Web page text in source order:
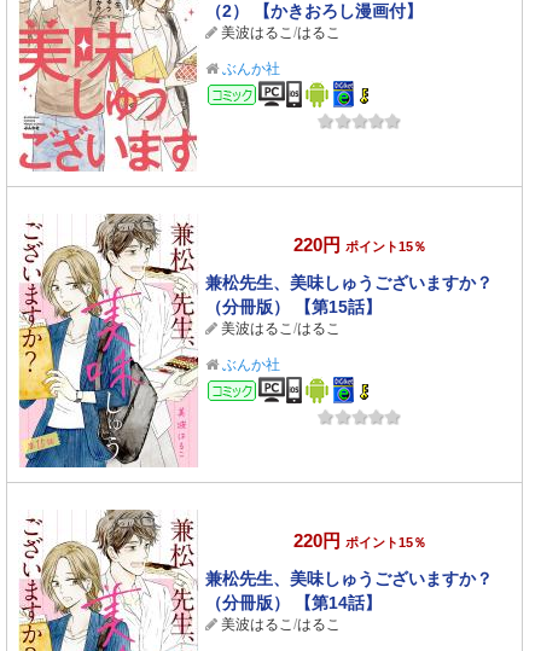
（2） 【かきおろし漫画付】
美波はるこ/はるこ
ぶんか社
コミック
220円 ポイント15％
兼松先生、美味しゅうございますか？
（分冊版） 【第15話】
美波はるこ/はるこ
ぶんか社
コミック
220円 ポイント15％
兼松先生、美味しゅうございますか？
（分冊版） 【第14話】
美波はるこ/はるこ